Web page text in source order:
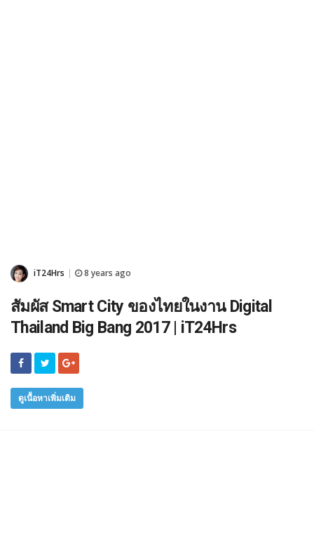
iT24Hrs 8 years ago
สัมผัส Smart City ของไทยในงาน Digital
Thailand Big Bang 2017 | iT24Hrs
ดูเนื้อหาเพิ่มเติม